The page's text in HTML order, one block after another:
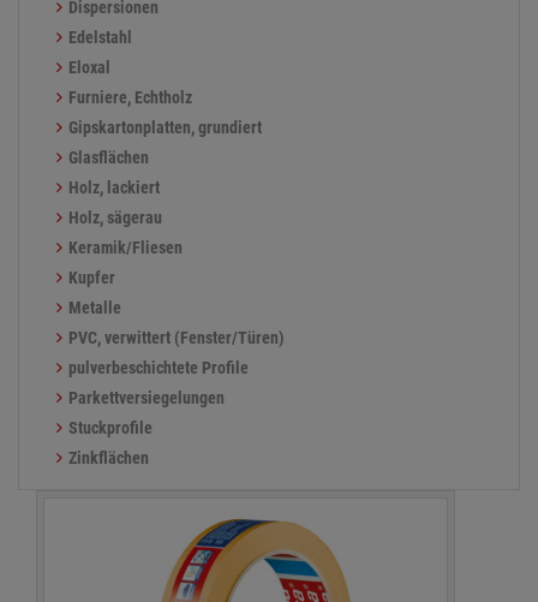
Dispersionen
Edelstahl
Eloxal
Furniere, Echtholz
Gipskartonplatten, grundiert
Glasflächen
Holz, lackiert
Holz, sägerau
Keramik/Fliesen
Kupfer
Metalle
PVC, verwittert (Fenster/Türen)
pulverbeschichtete Profile
Parkettversiegelungen
Stuckprofile
Zinkflächen